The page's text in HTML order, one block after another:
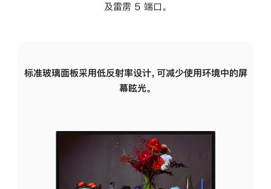
及雷雳 5 端口。
标准玻璃面板采用低反射率设计，可减少使用环境中的屏
幕眩光。